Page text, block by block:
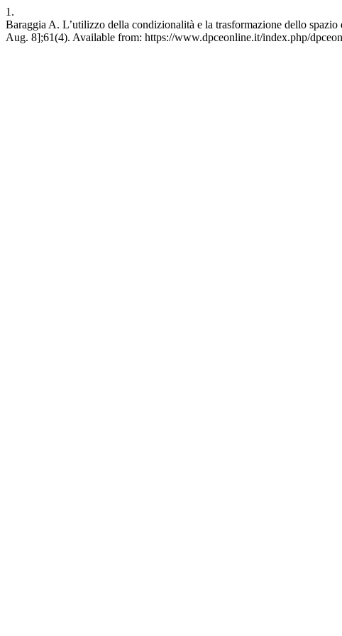
1.
Baraggia A. L’utilizzo della condizionalità e la trasformazione dello
Aug. 8];61(4). Available from: https://www.dpceonline.it/index.php/